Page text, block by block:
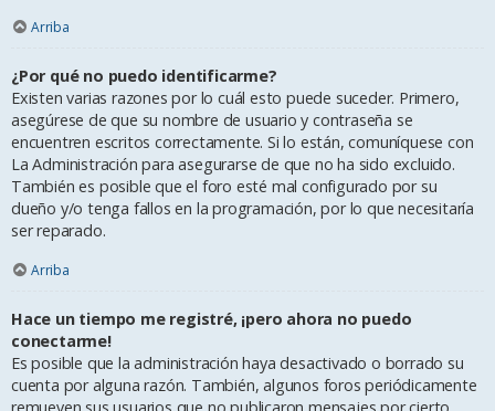
Arriba
¿Por qué no puedo identificarme?
Existen varias razones por lo cuál esto puede suceder. Primero,
asegúrese de que su nombre de usuario y contraseña se
encuentren escritos correctamente. Si lo están, comuníquese con
La Administración para asegurarse de que no ha sido excluido.
También es posible que el foro esté mal configurado por su
dueño y/o tenga fallos en la programación, por lo que necesitaría
ser reparado.
Arriba
Hace un tiempo me registré, ¡pero ahora no puedo
conectarme!
Es posible que la administración haya desactivado o borrado su
cuenta por alguna razón. También, algunos foros periódicamente